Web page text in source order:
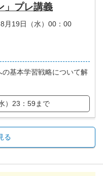
」プレ講義
月19日（水）00：00
基本学習戦略について解
）23：59まで
る